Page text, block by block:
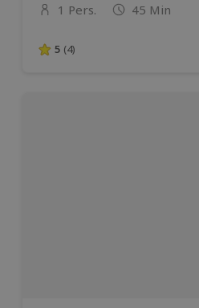
Anzahl der Teilnehmer
1 Pers. 45 Min
5 von 5 Sternen basierend
5 (4)